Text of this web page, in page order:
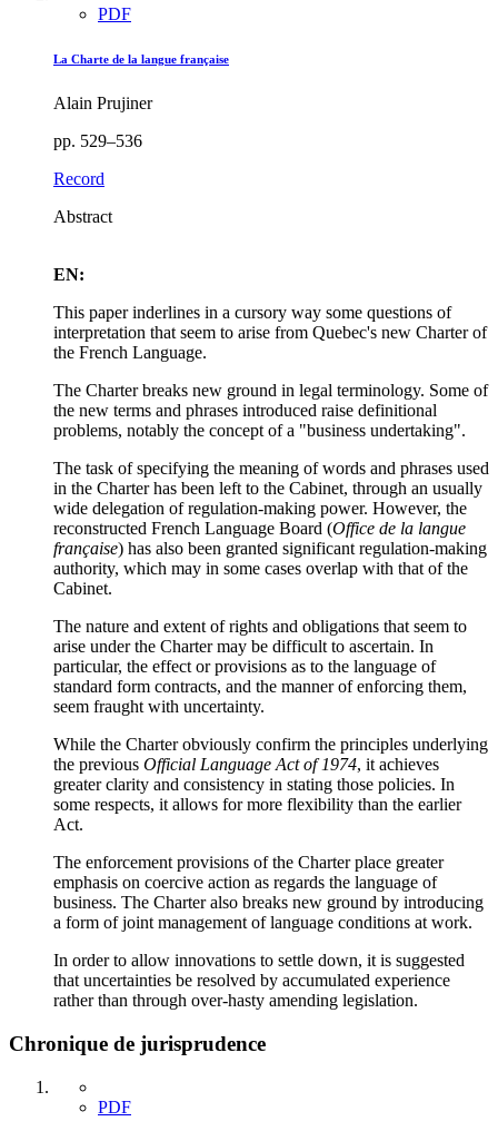
PDF
La Charte de la langue française
Alain Prujiner
pp. 529–536
Record
Abstract
EN:
This paper inderlines in a cursory way some questions of
interpretation that seem to arise from Quebec's new Charter of
the French Language.
The Charter breaks new ground in legal terminology. Some of
the new terms and phrases introduced raise definitional
problems, notably the concept of a "business undertaking".
The task of specifying the meaning of words and phrases used
in the Charter has been left to the Cabinet, through an usually
wide delegation of regulation-making power. However, the
reconstructed French Language Board (Office de la langue
française) has also been granted significant regulation-making
authority, which may in some cases overlap with that of the
Cabinet.
The nature and extent of rights and obligations that seem to
arise under the Charter may be difficult to ascertain. In
particular, the effect or provisions as to the language of
standard form contracts, and the manner of enforcing them,
seem fraught with uncertainty.
While the Charter obviously confirm the principles underlying
the previous Official Language Act of 1974, it achieves
greater clarity and consistency in stating those policies. In
some respects, it allows for more flexibility than the earlier
Act.
The enforcement provisions of the Charter place greater
emphasis on coercive action as regards the language of
business. The Charter also breaks new ground by introducing
a form of joint management of language conditions at work.
In order to allow innovations to settle down, it is suggested
that uncertainties be resolved by accumulated experience
rather than through over-hasty amending legislation.
Chronique de jurisprudence
PDF